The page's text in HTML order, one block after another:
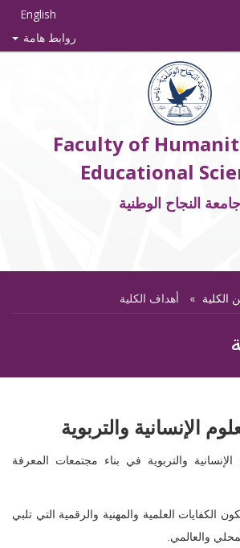
English
روابط هامة
Faculty of
Educational
جامعة النجاح الوطنية
الكلية أهداف الكلية
الإنسانية والتربوية
والتربوية في بناء مجتمعات المعرفة
الكفايات العلمية والمهنية والرقمية التي تلبي
والعالمي.